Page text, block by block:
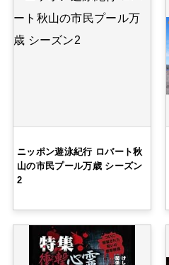
ニッポン遊泳紀行 ロバート秋
山の市民プール万歳 シーズン
2